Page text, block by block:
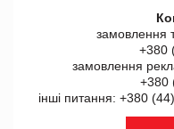
замовлення
+380
замовлення
+380
інші питання: +380